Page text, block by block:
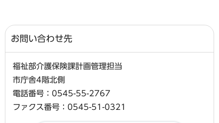
お問い合わせ先
福祉部介護保険課計画管理担当
市庁舎4階北側
電話番号：0545-55-2767
ファクス番号：0545-51-0321